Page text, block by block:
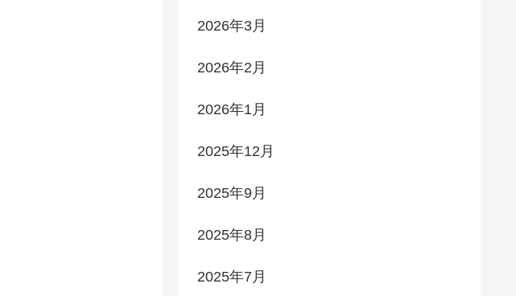
2026年3月
2026年2月
2026年1月
2025年12月
2025年9月
2025年8月
2025年7月